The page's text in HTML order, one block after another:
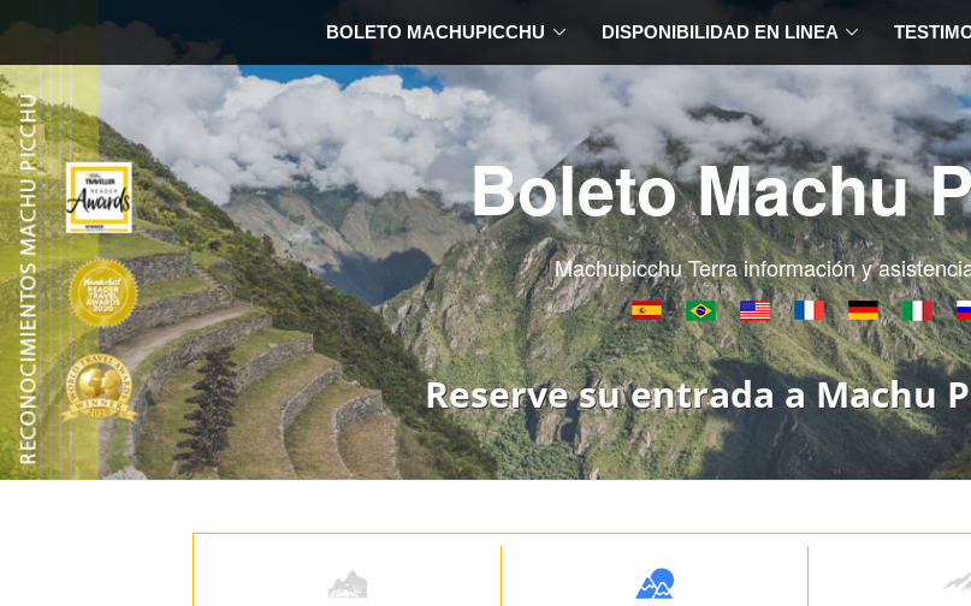
BOLETO MACHUPICCHU DISPONIBILIDAD EN LINEA
Boleto Machu
Machupicchu Terra información y
Reserve su entrada a Machu